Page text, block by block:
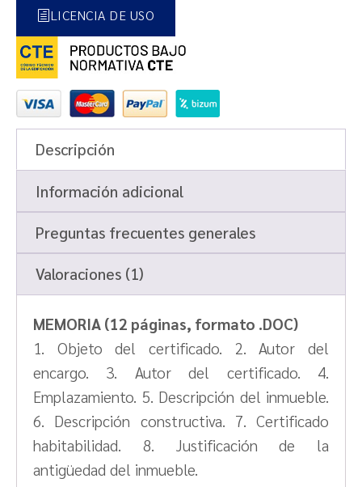
LICENCIA DE USO
Descripción
Información adicional
Preguntas frecuentes generales
Valoraciones (1)
MEMORIA (12 páginas, formato .DOC)
1. Objeto del certificado. 2. Autor del
encargo. 3. Autor del certificado. 4.
Emplazamiento. 5. Descripción del inmueble.
6. Descripción constructiva. 7. Certificado
habitabilidad. 8. Justificación de la
antigüedad del inmueble.